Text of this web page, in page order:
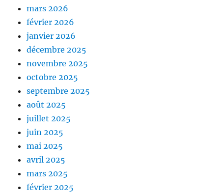
mars 2026
février 2026
janvier 2026
décembre 2025
novembre 2025
octobre 2025
septembre 2025
août 2025
juillet 2025
juin 2025
mai 2025
avril 2025
mars 2025
février 2025